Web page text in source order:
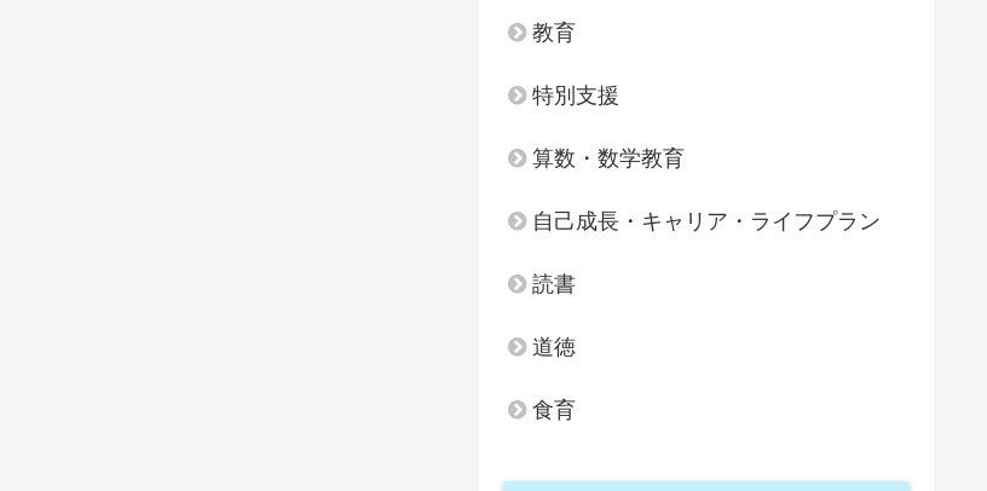
教育
特別支援
算数・数学教育
自己成長・キャリア・ライフプラン
読書
道徳
食育